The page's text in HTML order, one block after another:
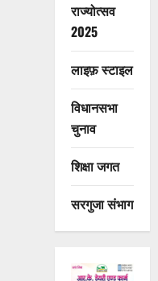
राज्योत्सव
2025
लाइफ़ स्टाइल
विधानसभा
चुनाव
शिक्षा जगत
सरगुजा संभाग